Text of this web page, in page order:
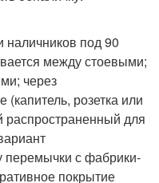
наличников под 90
между стоевыми;
через
розетка или
для
перемычки с фабрики-
покрытие